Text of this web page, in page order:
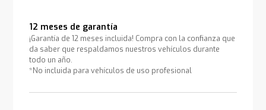
12 meses de garantía
¡Garantía de 12 meses incluida! Compra con la confianza que
da saber que respaldamos nuestros vehículos durante
todo un año.
*No incluida para vehículos de uso profesional